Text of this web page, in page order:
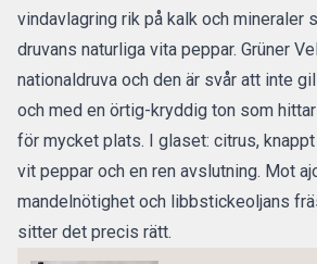
vindavlagring rik på kalk och mineraler
druvans naturliga vita peppar. Grüner
nationaldruva och den är svår att inte
och med en örtig-kryddig ton som
för mycket plats. I glaset: citrus,
vit peppar och en ren avslutning. Mot
mandelnötighet och libbstickeoljans
sitter det precis rätt.